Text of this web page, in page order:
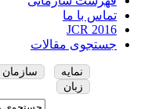
تماس با ما
JCR 2016
جستجوی مقالات
نمایه سازمان
زبان